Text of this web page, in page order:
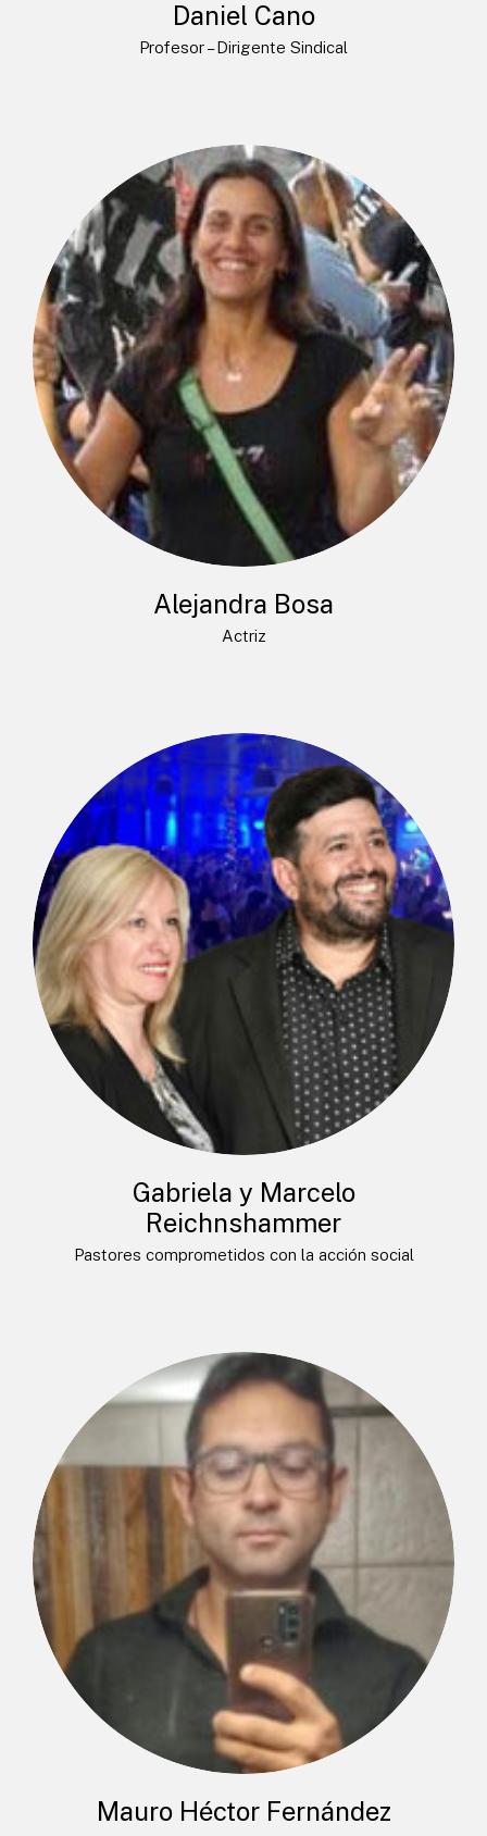
Daniel Cano
Profesor – Dirigente Sindical
Alejandra Bosa
Actriz
Gabriela y Marcelo
Reichnshammer
Pastores comprometidos con la acción social
Mauro Héctor Fernández